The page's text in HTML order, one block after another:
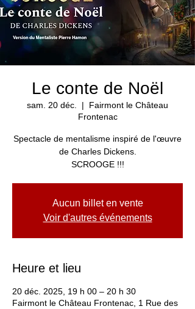
Le conte de Noël
sam. 20 déc.
  |
Fairmont le Château
Frontenac
Spectacle de mentalisme inspiré de l'œuvre
de Charles Dickens.
SCROOGE !!!
Aucun billet en vente
Voir d'autres événements
Heure et lieu
20 déc. 2025, 19 h 00 – 20 h 30
Fairmont le Château Frontenac, 1 Rue des